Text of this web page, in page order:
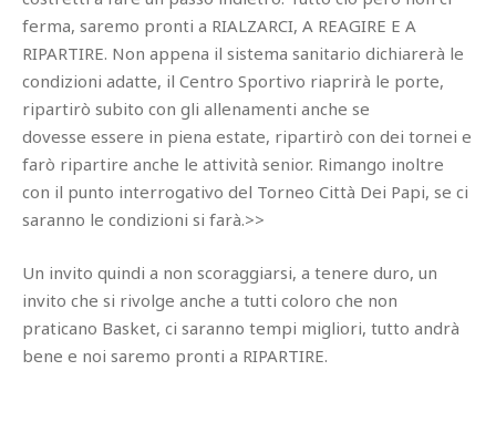
ferma, saremo pronti a RIALZARCI, A REAGIRE E A
RIPARTIRE. Non appena il sistema sanitario dichiarerà le
condizioni adatte, il Centro Sportivo riaprirà le porte,
ripartirò subito con gli allenamenti anche se
dovesse essere in piena estate, ripartirò con dei tornei e
farò ripartire anche le attività senior. Rimango inoltre
con il punto interrogativo del Torneo Città Dei Papi, se ci
saranno le condizioni si farà.>>
Un invito quindi a non scoraggiarsi, a tenere duro, un
invito che si rivolge anche a tutti coloro che non
praticano Basket, ci saranno tempi migliori, tutto andrà
bene e noi saremo pronti a RIPARTIRE.